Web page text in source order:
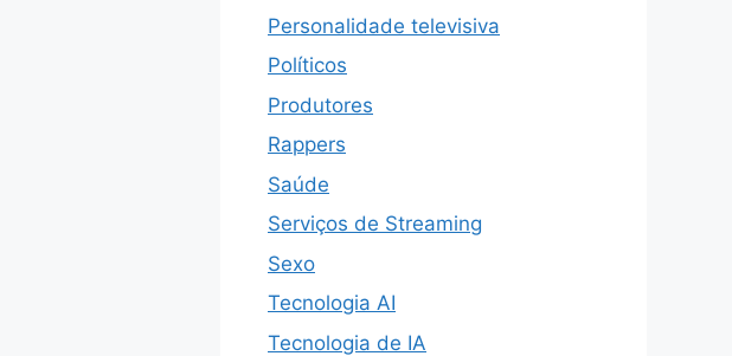
Personalidade televisiva
Políticos
Produtores
Rappers
Saúde
Serviços de Streaming
Sexo
Tecnologia AI
Tecnologia de IA